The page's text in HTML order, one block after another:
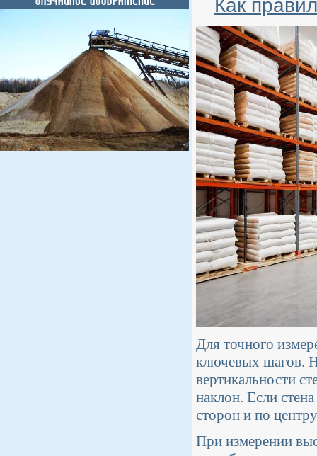
Как
Для точного
ключевых шагов.
вертикальности
наклон. Если
сторон и по
При измерении